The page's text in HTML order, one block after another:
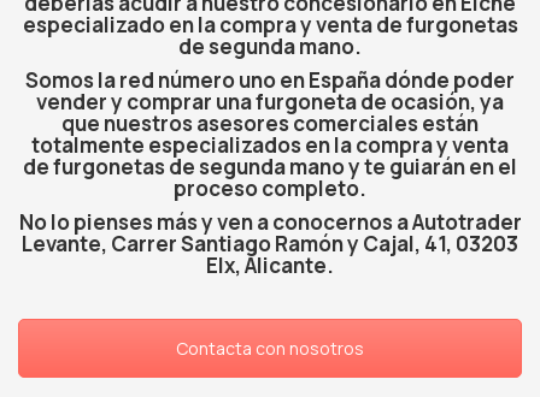
especializado en la compra y venta de furgonetas
de segunda mano.
Somos la red número uno en España dónde poder
vender y comprar una furgoneta de ocasión, ya
que nuestros asesores comerciales están
totalmente especializados en la compra y venta
de furgonetas de segunda mano y te guiarán en el
proceso completo.
No lo pienses más y ven a conocernos a Autotrader
Levante, Carrer Santiago Ramón y Cajal, 41, 03203
Elx, Alicante.
Contacta con nosotros